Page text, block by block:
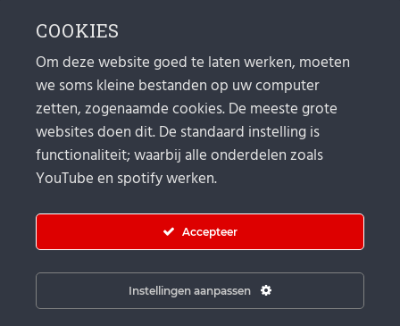
poppodium 40 jaar.
MAIL
Algemeen: info@baroeg.nl
Bands & boeking: leon@baroeg.nl
Promotie & publiciteit: francis@baroeg.nl
COOKIES
Om deze website goed te laten werken, moeten
we soms kleine bestanden op uw computer
zetten, zogenaamde cookies. De meeste grote
websites doen dit. De standaard instelling is
functionaliteit; waarbij alle onderdelen zoals
YouTube en spotify werken.
Accepteer
Instellingen aanpassen